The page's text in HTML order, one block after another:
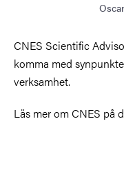
CNES Scientific
komma med
verksamhet.
Läs mer om CNES på